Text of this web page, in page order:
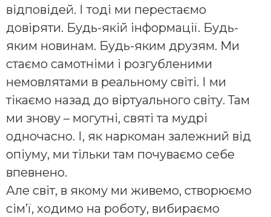
відповідей. І тоді ми перестаємо
довіряти. Будь-якій інформації. Будь-
яким новинам. Будь-яким друзям. Ми
стаємо самотніми і розгубленими
немовлятами в реальному світі. І ми
тікаємо назад до віртуального світу. Там
ми знову – могутні, святі та мудрі
одночасно. І, як наркоман залежний від
опіуму, ми тільки там почуваємо себе
впевнено.
Але світ, в якому ми живемо, створюємо
сім’ї, ходимо на роботу, вибираємо